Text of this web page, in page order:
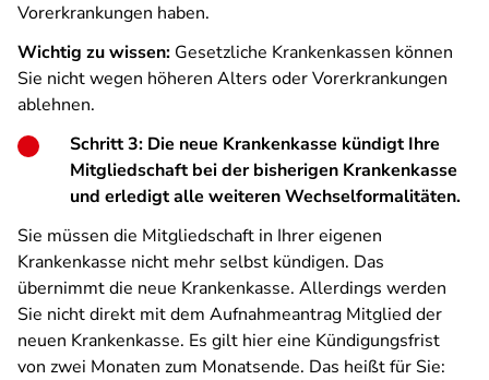
Vorerkrankungen haben.
Wichtig zu wissen: Gesetzliche Krankenkassen können
Sie nicht wegen höheren Alters oder Vorerkrankungen
ablehnen.
Schritt 3: Die neue Krankenkasse kündigt Ihre
Mitgliedschaft bei der bisherigen Krankenkasse
und erledigt alle weiteren Wechselformalitäten.
Sie müssen die Mitgliedschaft in Ihrer eigenen
Krankenkasse nicht mehr selbst kündigen. Das
übernimmt die neue Krankenkasse. Allerdings werden
Sie nicht direkt mit dem Aufnahmeantrag Mitglied der
neuen Krankenkasse. Es gilt hier eine Kündigungsfrist
von zwei Monaten zum Monatsende. Das heißt für Sie: